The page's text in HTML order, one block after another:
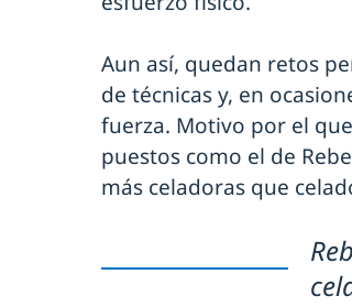
Aun así, quedan retos
de técnicas y, en
fuerza. Motivo por el
puestos como el de
más celadoras que